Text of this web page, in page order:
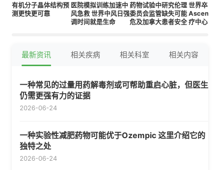
有机分子晶体结构预
测更快更可靠
医院模拟训练加速中
风急救 世界中风日强
调时间就是生命
药物试验中研究伦理
委员会监管缺失可能
危及加拿大患者安全
世界卒中
疗中心医
最新资讯 相关疾病 相关科室 相关内容
一种常见的过量用药解毒剂或可帮助重启心脏，但医生
仍需更强有力的证据
2026-06-24
一种实验性减肥药物可能优于Ozempic 这里介绍它的
独特之处
2026-06-24